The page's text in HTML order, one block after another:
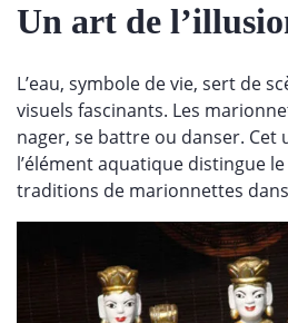
Un art de
L’eau, symbole de vie, sert de
visuels fascinants. Les
nager, se battre ou danser. Cet
l’élément aquatique distingue
traditions de marionnettes